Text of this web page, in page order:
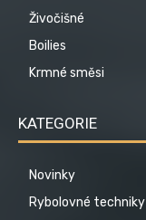
Živočišné
Boilies
Krmné směsi
KATEGORIE
Novinky
Rybolovné techniky